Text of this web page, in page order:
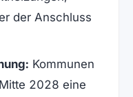
der Anschluss
Kommunen
2028 eine